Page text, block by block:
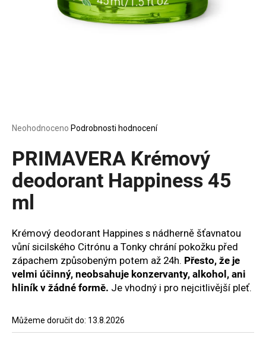
Průměrné
produktu
je
0,0
z
Neohodnoceno Podrobnosti hodnocení
PRIMAVERA Krémový
deodorant Happiness 45
ml
Krémový deodorant Happines s nádherně šťavnatou
vůní sicilského Citrónu a Tonky chrání pokožku před
zápachem způsobeným potem až 24h. Přesto, že je
velmi účinný, neobsahuje konzervanty, alkohol, ani
hliník v žádné formě. Je vhodný i pro nejcitlivější pleť.
Můžeme doručit do: 13.8.2026
D
o
o
r
u
č
u
j
m
e